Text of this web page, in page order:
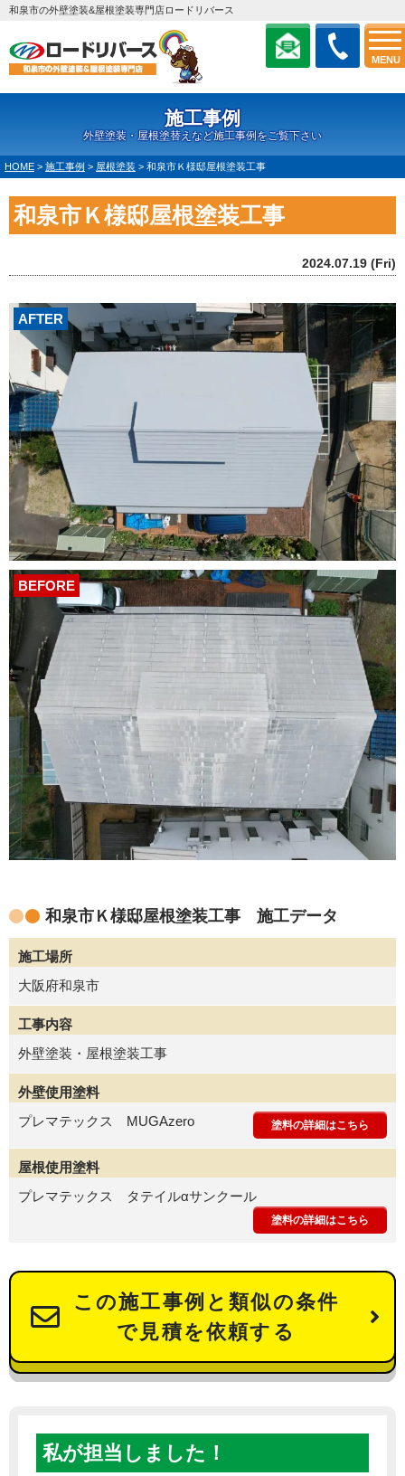
MENU
和泉市の外壁塗装&屋根塗装専門店ロードリバース
施工事例
外壁塗装・屋根塗替えなど施工事例をご覧下さい
HOME > 施工事例 > 屋根塗装 > 和泉市Ｋ様邸屋根塗装工事
和泉市Ｋ様邸屋根塗装工事
2024.07.19 (Fri)
AFTER
BEFORE
和泉市Ｋ様邸屋根塗装工事 施工データ
施工場所
大阪府和泉市
工事内容
外壁塗装・屋根塗装工事
外壁使用塗料
プレマテックス MUGAzero
塗料の詳細はこちら
屋根使用塗料
プレマテックス タテイルαサンクール
塗料の詳細はこちら
この施工事例と類似の条件
で見積を依頼する
私が担当しました！